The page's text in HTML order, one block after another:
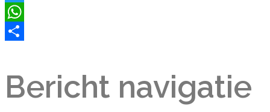
Twitter
WhatsApp
Bericht navigatie